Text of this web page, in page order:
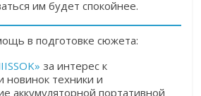
им будет спокойнее.
в подготовке сюжета:
за интерес к
новинок техники и
аккумуляторной портативной